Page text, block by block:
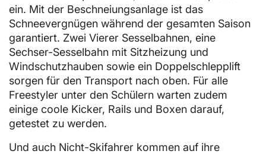
ein. Mit der Beschneiungsanlage ist das
Schneevergnügen während der gesamten Saison
garantiert. Zwei Vierer Sesselbahnen, eine
Sechser-Sesselbahn mit Sitzheizung und
Windschutzhauben sowie ein Doppelschlepplift
sorgen für den Transport nach oben. Für alle
Freestyler unter den Schülern warten zudem
einige coole Kicker, Rails und Boxen darauf,
getestet zu werden.
Und auch Nicht-Skifahrer kommen auf ihre